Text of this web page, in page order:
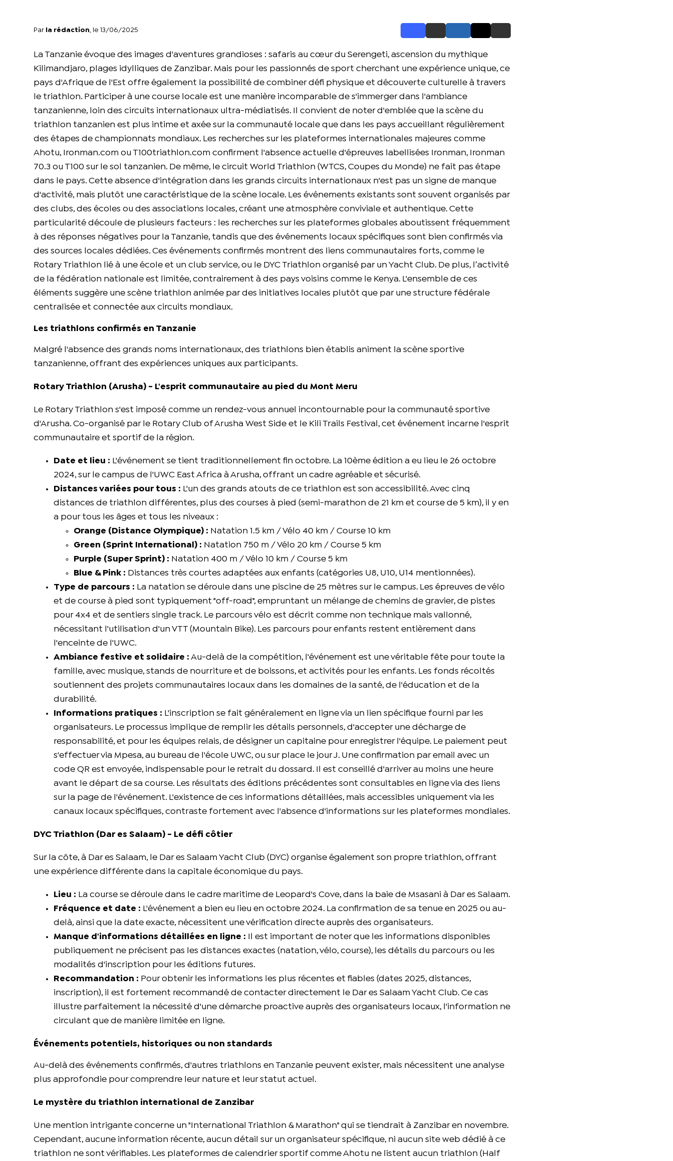
Par la rédaction , le 13/06/2025
La Tanzanie évoque des images d'aventures grandioses : safaris au cœur du Serengeti, ascension du mythique
Kilimandjaro, plages idylliques de Zanzibar. Mais pour les passionnés de sport cherchant une expérience unique, ce
pays d'Afrique de l'Est offre également la possibilité de combiner défi physique et découverte culturelle à travers
le triathlon. Participer à une course locale est une manière incomparable de s'immerger dans l'ambiance
tanzanienne, loin des circuits internationaux ultra-médiatisés. Il convient de noter d'emblée que la scène du
triathlon tanzanien est plus intime et axée sur la communauté locale que dans les pays accueillant régulièrement
des étapes de championnats mondiaux. Les recherches sur les plateformes internationales majeures comme
Ahotu, Ironman.com ou T100triathlon.com confirment l'absence actuelle d'épreuves labellisées Ironman, Ironman
70.3 ou T100 sur le sol tanzanien. De même, le circuit World Triathlon (WTCS, Coupes du Monde) ne fait pas étape
dans le pays. Cette absence d'intégration dans les grands circuits internationaux n'est pas un signe de manque
d'activité, mais plutôt une caractéristique de la scène locale. Les événements existants sont souvent organisés par
des clubs, des écoles ou des associations locales, créant une atmosphère conviviale et authentique. Cette
particularité découle de plusieurs facteurs : les recherches sur les plateformes globales aboutissent fréquemment
à des réponses négatives pour la Tanzanie, tandis que des événements locaux spécifiques sont bien confirmés via
des sources locales dédiées. Ces événements confirmés montrent des liens communautaires forts, comme le
Rotary Triathlon lié à une école et un club service, ou le DYC Triathlon organisé par un Yacht Club. De plus, l’activité
de la fédération nationale est limitée, contrairement à des pays voisins comme le Kenya. L'ensemble de ces
éléments suggère une scène triathlon animée par des initiatives locales plutôt que par une structure fédérale
centralisée et connectée aux circuits mondiaux.
Les triathlons confirmés en Tanzanie
Malgré l'absence des grands noms internationaux, des triathlons bien établis animent la scène sportive
tanzanienne, offrant des expériences uniques aux participants.
Rotary Triathlon (Arusha) - L'esprit communautaire au pied du Mont Meru
Le Rotary Triathlon s'est imposé comme un rendez-vous annuel incontournable pour la communauté sportive
d'Arusha. Co-organisé par le Rotary Club of Arusha West Side et le Kili Trails Festival, cet événement incarne l'esprit
communautaire et sportif de la région.
Date et lieu : L'événement se tient traditionnellement fin octobre. La 10ème édition a eu lieu le 26 octobre
2024, sur le campus de l'UWC East Africa à Arusha, offrant un cadre agréable et sécurisé.
Distances variées pour tous : L'un des grands atouts de ce triathlon est son accessibilité. Avec cinq
distances de triathlon différentes, plus des courses à pied (semi-marathon de 21 km et course de 5 km), il y en
a pour tous les âges et tous les niveaux :
Orange (Distance Olympique) : Natation 1.5 km / Vélo 40 km / Course 10 km
Green (Sprint International) : Natation 750 m / Vélo 20 km / Course 5 km
Purple (Super Sprint) : Natation 400 m / Vélo 10 km / Course 5 km
Blue & Pink : Distances très courtes adaptées aux enfants (catégories U8, U10, U14 mentionnées).
Type de parcours : La natation se déroule dans une piscine de 25 mètres sur le campus. Les épreuves de vélo
et de course à pied sont typiquement "off-road", empruntant un mélange de chemins de gravier, de pistes
pour 4x4 et de sentiers single track. Le parcours vélo est décrit comme non technique mais vallonné,
nécessitant l'utilisation d'un VTT (Mountain Bike). Les parcours pour enfants restent entièrement dans
l'enceinte de l'UWC.
Ambiance festive et solidaire : Au-delà de la compétition, l'événement est une véritable fête pour toute la
famille, avec musique, stands de nourriture et de boissons, et activités pour les enfants. Les fonds récoltés
soutiennent des projets communautaires locaux dans les domaines de la santé, de l'éducation et de la
durabilité.
Informations pratiques : L'inscription se fait généralement en ligne via un lien spécifique fourni par les
organisateurs. Le processus implique de remplir les détails personnels, d'accepter une décharge de
responsabilité, et pour les équipes relais, de désigner un capitaine pour enregistrer l'équipe. Le paiement peut
s'effectuer via Mpesa, au bureau de l'école UWC, ou sur place le jour J. Une confirmation par email avec un
code QR est envoyée, indispensable pour le retrait du dossard. Il est conseillé d'arriver au moins une heure
avant le départ de sa course. Les résultats des éditions précédentes sont consultables en ligne via des liens
sur la page de l'événement. L'existence de ces informations détaillées, mais accessibles uniquement via les
canaux locaux spécifiques, contraste fortement avec l'absence d'informations sur les plateformes mondiales.
DYC Triathlon (Dar es Salaam) - Le défi côtier
Sur la côte, à Dar es Salaam, le Dar es Salaam Yacht Club (DYC) organise également son propre triathlon, offrant
une expérience différente dans la capitale économique du pays.
Lieu : La course se déroule dans le cadre maritime de Leopard's Cove, dans la baie de Msasani à Dar es Salaam.
Fréquence et date : L'événement a bien eu lieu en octobre 2024. La confirmation de sa tenue en 2025 ou au-
delà, ainsi que la date exacte, nécessitent une vérification directe auprès des organisateurs.
Manque d'informations détaillées en ligne : Il est important de noter que les informations disponibles
publiquement ne précisent pas les distances exactes (natation, vélo, course), les détails du parcours ou les
modalités d'inscription pour les éditions futures.
Recommandation : Pour obtenir les informations les plus récentes et fiables (dates 2025, distances,
inscription), il est fortement recommandé de contacter directement le Dar es Salaam Yacht Club. Ce cas
illustre parfaitement la nécessité d'une démarche proactive auprès des organisateurs locaux, l'information ne
circulant que de manière limitée en ligne.
Événements potentiels, historiques ou non standards
Au-delà des événements confirmés, d'autres triathlons en Tanzanie peuvent exister, mais nécessitent une analyse
plus approfondie pour comprendre leur nature et leur statut actuel.
Le mystère du triathlon international de Zanzibar
Une mention intrigante concerne un "International Triathlon & Marathon" qui se tiendrait à Zanzibar en novembre.
Cependant, aucune information récente, aucun détail sur un organisateur spécifique, ni aucun site web dédié à ce
triathlon ne sont vérifiables. Les plateformes de calendrier sportif comme Ahotu ne listent aucun triathlon (Half